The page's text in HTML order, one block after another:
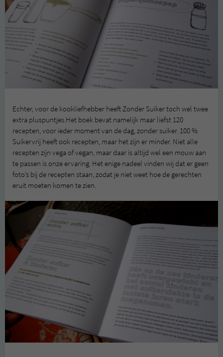
Echter, voor de kookliefhebber heeft Zonder Suiker toch wel twee
extra pluspuntjes.Het boek bevat namelijk maar liefst 120
recepten, voor ieder moment van de dag, zonder suiker. 100 %
Suikervrij heeft ook recepten, maar het zijn er minder. Niet alle
recepten zijn vega of vegan, maar daar is altijd wel een mouw aan
te passen is onze ervaring. Het enige nadeel vinden wij dat er geen
foto’s bij de recepten staan, zodat je niet weet hoe de gerechten
eruit moeten komen te zien.